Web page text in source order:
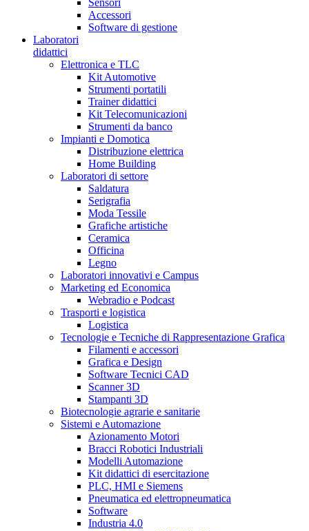
Accessori
Software di gestione
Laboratori
didattici
Elettronica e TLC
Kit Automotive
Strumenti portatili
Trainer didattici
Kit Telecomunicazioni
Strumenti da banco
Impianti e Domotica
Distribuzione elettrica
Home Building
Laboratori di settore
Saldatura
Serigrafia
Moda Tessile
Grafiche artistiche
Ceramica
Officina
Legno
Laboratori innovativi e Campus
Marketing ed Economica
Webradio e Podcast
Trasporti e logistica
Logistica
Tecnologie e Tecniche di Rappresentazione Grafica
Filamenti e accessori
Grafica e Design
Software Tecnici CAD
Scanner 3D
Stampanti 3D
Biotecnologie agrarie e sanitarie
Sistemi e Automazione
Azionamento Motori
Bracci Robotici Industriali
Modelli Automazione
Kit didattici di esercitazione
PLC, HMI e Siemens
Pneumatica ed elettropneumatica
Software
Industria 4.0